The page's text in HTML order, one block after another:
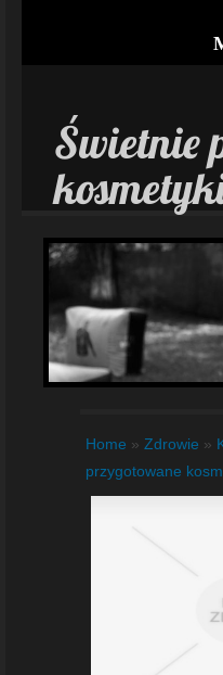
Świetnie
Home » Zdrowie »
przygotowane